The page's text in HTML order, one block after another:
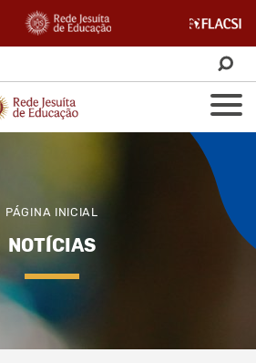
PÁGINA INICIAL
NOTÍCIAS